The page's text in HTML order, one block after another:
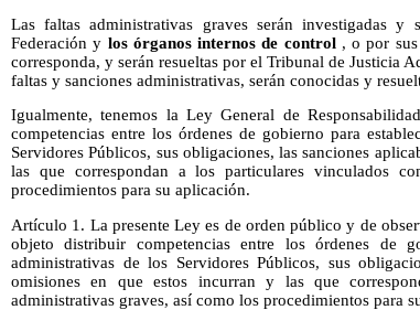
Las faltas administrativas graves serán investigadas
Federación y los órganos internos de control, o por sus
corresponda, y serán resueltas por el Tribunal de Justicia
faltas y sanciones administrativas, serán conocidas y
Igualmente, tenemos la Ley General de
competencias entre los órdenes de gobierno para
Servidores Públicos, sus obligaciones, las sanciones
las que correspondan a los particulares vinculados
procedimientos para su aplicación.
Artículo 1. La presente Ley es de orden público y de
objeto distribuir competencias entre los órdenes de
administrativas de los Servidores Públicos, sus
omisiones en que estos incurran y las que
administrativas graves, así como los procedimientos para